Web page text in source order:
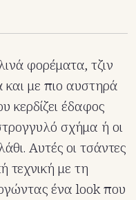
φορέματα, τζιν
με πιο αυστηρά
έδαφος
σχήμα ή οι
Αυτές οι τσάντες
τεχνική με τη
ένα look που